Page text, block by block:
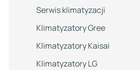
Serwis klimatyzacji
Klimatyzatory Gree
Klimatyzatory Kaisai
Klimatyzatory LG